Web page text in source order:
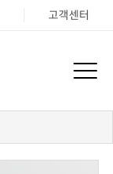
고객센터